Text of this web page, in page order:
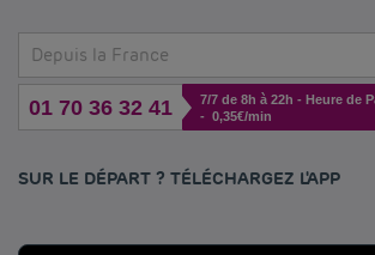
Depuis la France
01 70 36 32 41
7/7 de 8h à 22h - Heure de
- 0,35€/min
SUR LE DÉPART ? TÉLÉCHARGEZ L'APP